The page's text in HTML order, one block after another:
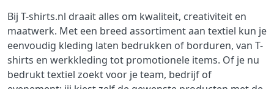
Bij T-shirts.nl draait alles om kwaliteit, creativiteit en
maatwerk. Met een breed assortiment aan textiel kun je
eenvoudig kleding laten bedrukken of borduren, van T-
shirts en werkkleding tot promotionele items. Of je nu
bedrukt textiel zoekt voor je team, bedrijf of